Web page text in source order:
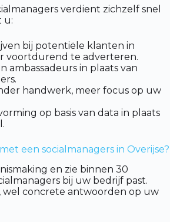
verdient zichzelf snel
u:
bij potentiële klanten in
voortdurend te adverteren.
ambassadeurs in plaats van
handwerk, meer focus op uw
op basis van data in plaats
een socialmanagers in Overijse?
en zie binnen 30
bij uw bedrijf past.
wel concrete antwoorden op uw